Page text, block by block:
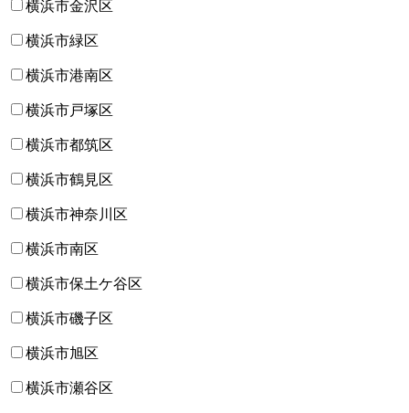
横浜市金沢区
横浜市緑区
横浜市港南区
横浜市戸塚区
横浜市都筑区
横浜市鶴見区
横浜市神奈川区
横浜市南区
横浜市保土ケ谷区
横浜市磯子区
横浜市旭区
横浜市瀬谷区